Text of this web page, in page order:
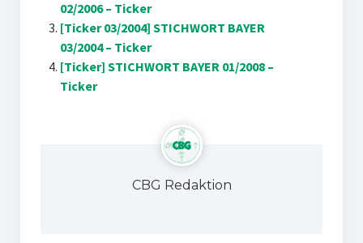
02/2006 – Ticker
[Ticker 03/2004] STICHWORT BAYER
03/2004 – Ticker
[Ticker] STICHWORT BAYER 01/2008 –
Ticker
CBG Redaktion